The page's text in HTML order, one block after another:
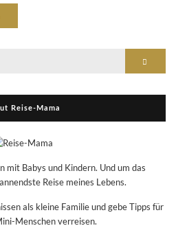
Reise-Mama
mit Babys und Kindern. Und um das
Reise meines Lebens.
als kleine Familie und gebe Tipps für
Menschen verreisen.